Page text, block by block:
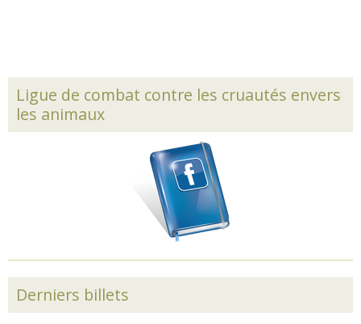
Ligue de combat contre les cruautés envers
les animaux
Derniers billets